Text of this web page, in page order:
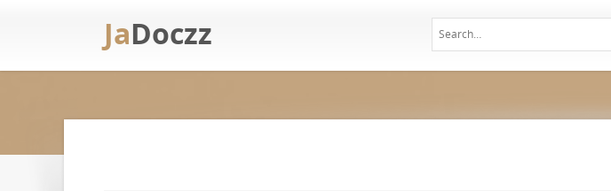
JaDoczz